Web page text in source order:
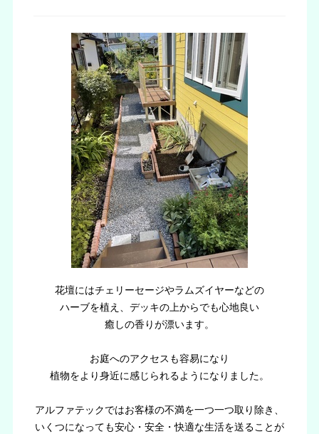
花壇にはチェリーセージやラムズイヤーなどの
ハーブを植え、デッキの上からでも心地良い
癒しの香りが漂います。
お庭へのアクセスも容易になり
植物をより身近に感じられるようになりました。
アルファテックではお客様の不満を一つ一つ取り除き、
いくつになっても安心・安全・快適な生活を送ることが